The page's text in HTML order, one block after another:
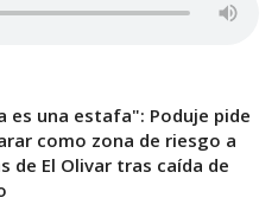
es una estafa": Poduje pide
como zona de riesgo a
de El Olivar tras caída de